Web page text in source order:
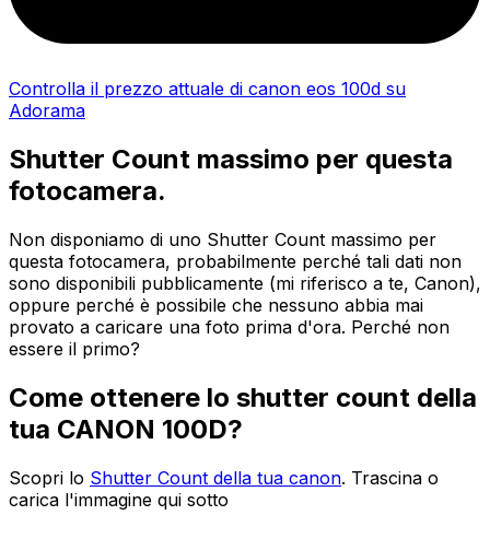
Controlla il prezzo attuale di canon eos 100d su
Adorama
Shutter Count massimo per questa
fotocamera.
Non disponiamo di uno Shutter Count massimo per
questa fotocamera, probabilmente perché tali dati non
sono disponibili pubblicamente (mi riferisco a te, Canon),
oppure perché è possibile che nessuno abbia mai
provato a caricare una foto prima d'ora. Perché non
essere il primo?
Come ottenere lo shutter count della
tua CANON 100D?
Scopri lo Shutter Count della tua canon. Trascina o
carica l'immagine qui sotto